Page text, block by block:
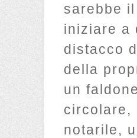
sarebbe
iniziare a
distacco
della
un
circolare,
notarile,